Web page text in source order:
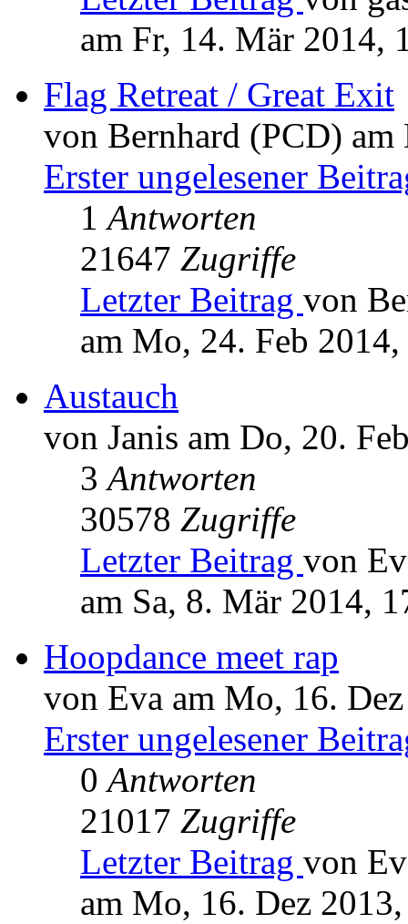
am Fr, 14. Mär 2014,
Flag Retreat / Great Exit
von Bernhard (PCD)
Erster ungelesener
1Antworten
21647 Zugriffe
Letzter Beitrag von
am Mo, 24. Feb
Austauch
von Janis am Do, 20.
3Antworten
30578 Zugriffe
Letzter Beitrag von
am Sa, 8. Mär 2014,
Hoopdance meet rap
von Eva am Mo, 16.
Erster ungelesener
0Antworten
21017 Zugriffe
Letzter Beitrag von
am Mo, 16. Dez